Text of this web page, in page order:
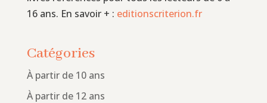
16 ans. En savoir + : editionscriterion.fr
Catégories
À partir de 10 ans
À partir de 12 ans